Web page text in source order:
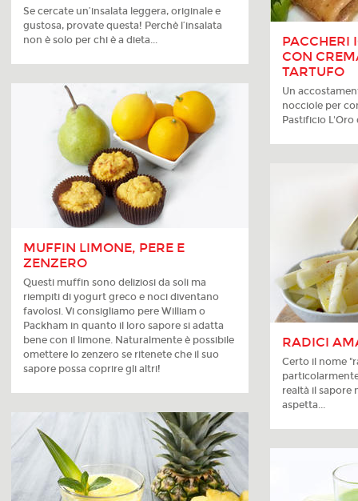
Se cercate un’insalata leggera, originale e
gustosa, provate questa! Perchè l’insalata
non è solo per chi è a dieta...
PACCHERI
CON
TARTUFO
Un
nocciole per
Pastificio L'Oro
MUFFIN LIMONE, PERE E
ZENZERO
Questi muffin sono deliziosi da soli ma
riempiti di yogurt greco e noci diventano
favolosi. Vi consigliamo pere William o
Packham in quanto il loro sapore si adatta
bene con il limone. Naturalmente è possibile
omettere lo zenzero se ritenete che il suo
sapore possa coprire gli altri!
RADICI
Certo il nome
realtà il sapore
aspetta...